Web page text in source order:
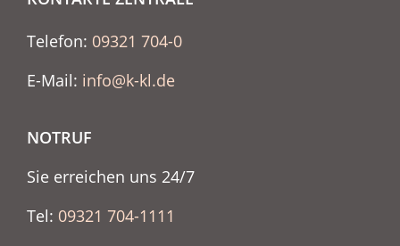
Telefon: 09321 704-0
E-Mail: info@k-kl.de
NOTRUF
Sie erreichen uns 24/7
Tel: 09321 704-1111